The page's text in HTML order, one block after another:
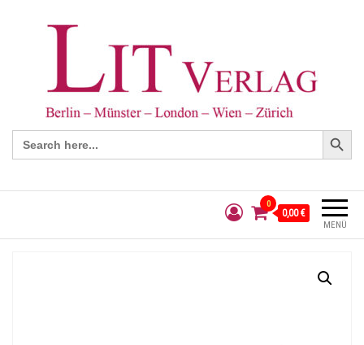
Search
for:
Search Button
MENÜ
0
0,00 €